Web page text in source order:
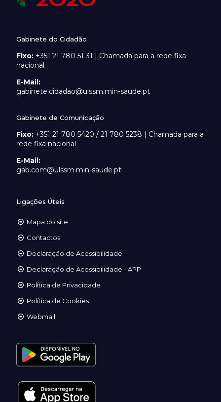
Gabinete do Cidadão
Fixo: +351 21 780 51 31 | Chamada para a rede fixa
nacional
E-Mail:
gabinete.cidadao@ulssm.min-saude.pt
Gabinete de Comunicação
Fixo: +351 21 780 5420 / 21 780 5238 | Chamada para a
rede fixa nacional
E-Mail:
gab.com@ulssm.min-saude.pt
Ligações Úteis
Mapa do site
Contactos
Declaração de Acessibilidade
Declaração de Acessibilidade - APP
Política de Privacidade
Política de Cookies
Webmail